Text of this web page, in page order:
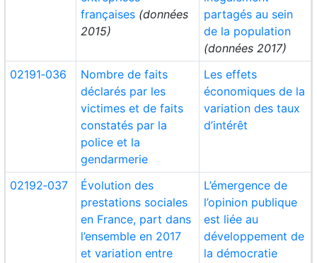
françaises (données
2015)
partagés au sein
de la population
(données 2017)
02191‑036
Nombre de faits
déclarés par les
victimes et de faits
constatés par la
police et la
gendarmerie
Les effets
économiques de la
variation des taux
d’intérêt
02192‑037
Évolution des
prestations sociales
en France, part dans
l’ensemble en 2017
et variation entre
L’émergence de
l’opinion publique
est liée au
développement de
la démocratie